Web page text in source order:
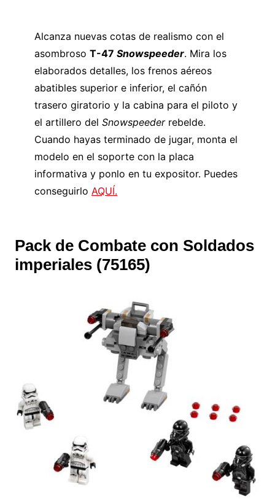
Alcanza nuevas cotas de realismo con el
asombroso T-47 Snowspeeder. Mira los
elaborados detalles, los frenos aéreos
abatibles superior e inferior, el cañón
trasero giratorio y la cabina para el piloto y
el artillero del Snowspeederrebelde.
Cuando hayas terminado de jugar, monta el
modelo en el soporte con la placa
informativa y ponlo en tu expositor. Puedes
conseguirlo AQUÍ.
Pack de Combate con Soldados
imperiales (75165)